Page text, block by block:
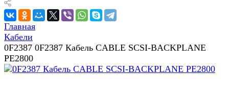
Главная
Кабели
0F2387 0F2387 Кабель CABLE SCSI-BACKPLANE
PE2800